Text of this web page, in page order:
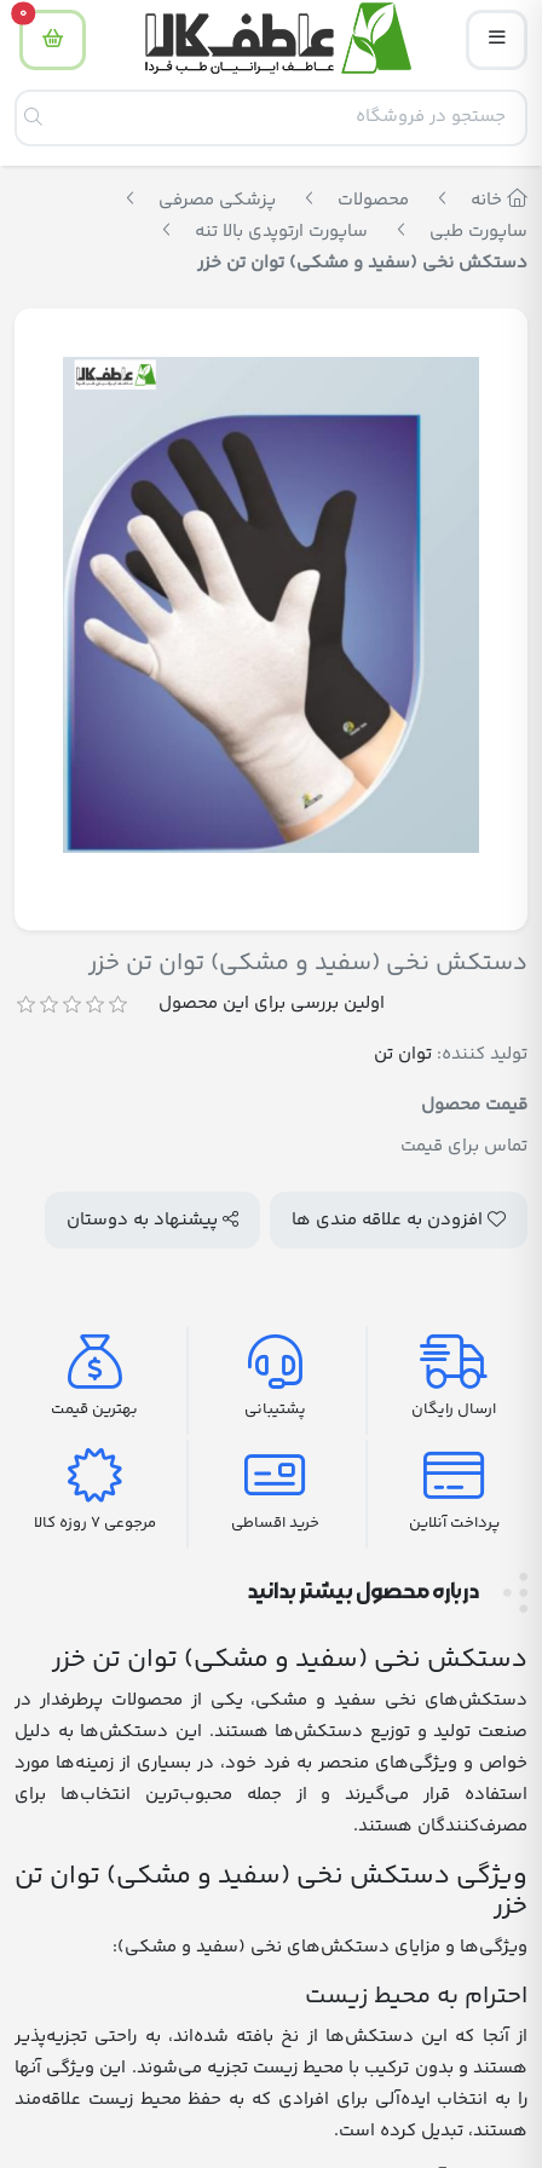
0
خانه محصولات
پزشکی مصرفی
ساپورت طبی
ساپورت ارتوپدی بالا تنه
دستکش نخی (سفید و مشکی) توان تن خزر
دستکش نخی (سفید و مشکی) توان تن خزر
اولین بررسی برای این محصول
تولید کننده: توان تن
قیمت محصول
تماس برای قیمت
افزودن به علاقه مندی ها پیشنهاد به دوستان
ارسال رایگان پشتیبانی بهترین قیمت
پرداخت آنلاین خرید اقساطی مرجوعی 7 روزه کالا
درباره محصول بیشتر بدانید
دستکش نخی (سفید و مشکی) توان تن خزر
دستکش‌های نخی سفید و مشکی، یکی از محصولات پرطرفدار در
صنعت تولید و توزیع دستکش‌ها هستند. این دستکش‌ها به دلیل
خواص و ویژگی‌های منحصر به فرد خود، در بسیاری از زمینه‌ها مورد
استفاده قرار می‌گیرند و از جمله محبوب‌ترین انتخاب‌ها برای
مصرف‌کنندگان هستند.
ویژگی دستکش نخی (سفید و مشکی) توان تن
خزر
ویژگی‌ها و مزایای دستکش‌های نخی (سفید و مشکی):
احترام به محیط زیست
از آنجا که این دستکش‌ها از نخ بافته شده‌اند، به راحتی تجزیه‌پذیر
هستند و بدون ترکیب با محیط زیست تجزیه می‌شوند. این ویژگی آنها
را به انتخاب ایده‌آلی برای افرادی که به حفظ محیط زیست علاقه‌مند
هستند، تبدیل کرده است.